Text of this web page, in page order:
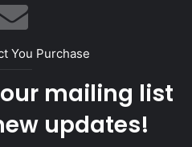
You Purchase
mailing list
updates!